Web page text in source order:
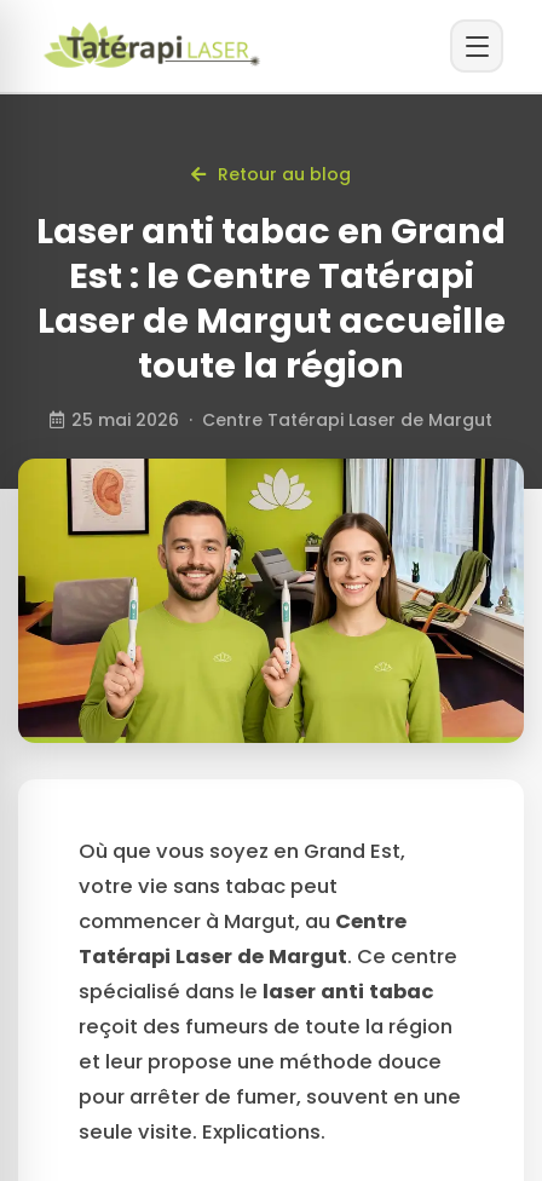
Retour au blog
Laser anti tabac en Grand
Est : le Centre Tatérapi
Laser de Margut accueille
toute la région
25 mai 2026 · Centre Tatérapi Laser de Margut
Où que vous soyez en Grand Est,
votre vie sans tabac peut
commencer à Margut, au Centre
Tatérapi Laser de Margut. Ce centre
spécialisé dans le laser anti tabac
reçoit des fumeurs de toute la région
et leur propose une méthode douce
pour arrêter de fumer, souvent en une
seule visite. Explications.